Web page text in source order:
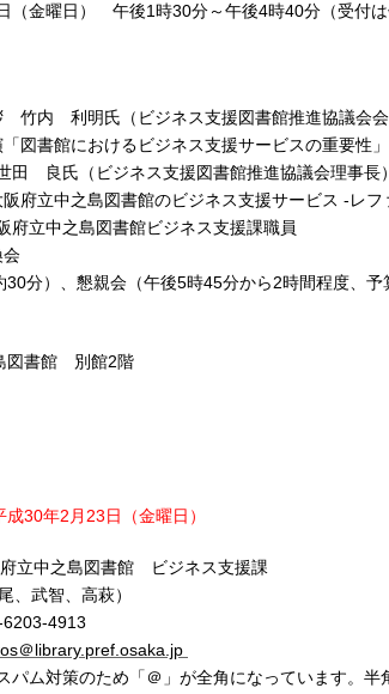
曜日） 午後1時30分～午後4時40分（受付は
竹内 利明氏（ビジネス支援図書館推進協議会会
図書館におけるビジネス支援サービスの重要性」
ジネス支援図書館推進協議会理事長）
府立中之島図書館のビジネス支援サービス -レ
図書館ビジネス支援課職員
会
）、懇親会（午後5時45分から2時間程度、予
書館 別館2階
成30年2月23日（金曜日）
之島図書館 ビジネス支援課
、高萩）
4913
＠library.pref.osaka.jp
め「＠」が全角になっています。半角「